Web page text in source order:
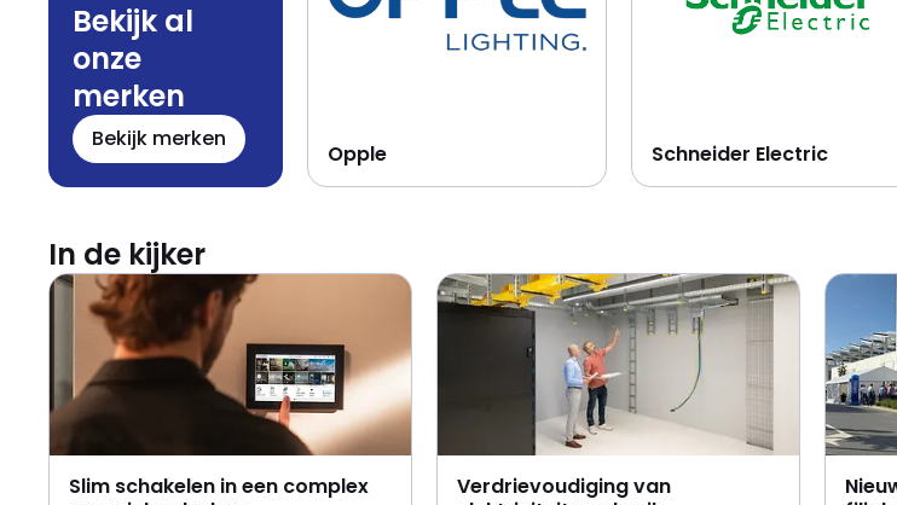
Bekijk al
onze
merken
Bekijk merken
Opple Schneider Electric
In de kijker
Slim schakelen in een complex
Verdrievoudiging van